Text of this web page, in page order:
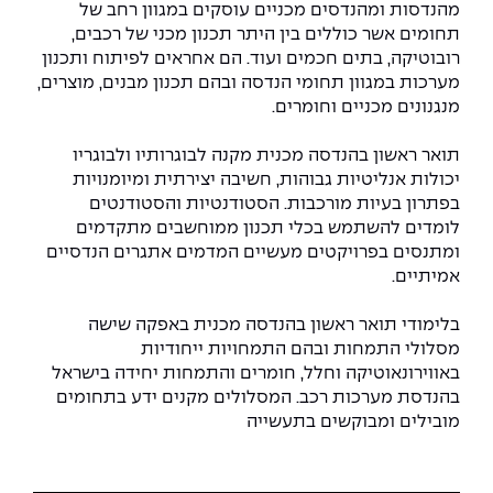
מהנדסות ומהנדסים מכניים עוסקים במגוון רחב של
תחומים אשר כוללים בין היתר תכנון מכני של רכבים,
רובוטיקה, בתים חכמים ועוד. הם אחראים לפיתוח ותכנון
מערכות במגוון תחומי הנדסה ובהם תכנון מבנים, מוצרים,
מנגנונים מכניים וחומרים.
תואר ראשון בהנדסה מכנית מקנה לבוגרותיו ולבוגריו
יכולות אנליטיות גבוהות, חשיבה יצירתית ומיומנויות
בפתרון בעיות מורכבות. הסטודנטיות והסטודנטים
לומדים להשתמש בכלי תכנון ממוחשבים מתקדמים
ומתנסים בפרויקטים מעשיים המדמים אתגרים הנדסיים
אמיתיים.
בלימודי תואר ראשון בהנדסה מכנית באפקה שישה
מסלולי התמחות ובהם התמחויות ייחודיות
באווירונאוטיקה וחלל, חומרים והתמחות יחידה בישראל
בהנדסת מערכות רכב. המסלולים מקנים ידע בתחומים
מובילים ומבוקשים בתעשייה
מדברים הנדסה (פודקאסט)
כתבי עת
כואבים את לכתם
לעבוד באפקה
משרות פנויות
אזור אישי
היחידה לאנגלית
היחידה לחברה ורוח
היחידה ללימודי חוץ
קורס ניהול לוגיסטיקה ורכש
קורס ניהול מוצר בשילוב AI
קורס דירקטורים
מעורבות חברתית
מרכז החדשנות והיזמות
המרכז לקידום הלמידה
שכר לימוד
מלגות
מעטפת תמיכה וחוסן למשרתות
ולמשרתי המילואים – תשפ״ו